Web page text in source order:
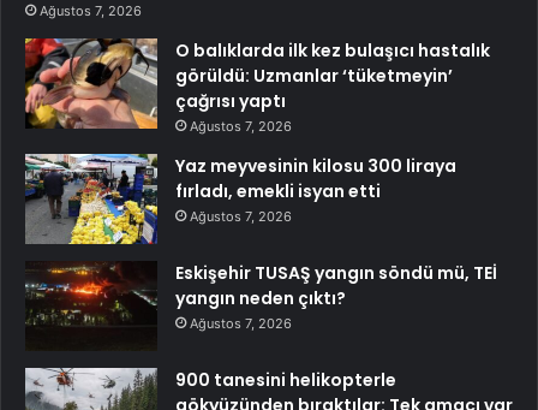
Ağustos 7, 2026
O balıklarda ilk kez bulaşıcı hastalık
görüldü: Uzmanlar ‘tüketmeyin’
çağrısı yaptı
Ağustos 7, 2026
Yaz meyvesinin kilosu 300 liraya
fırladı, emekli isyan etti
Ağustos 7, 2026
Eskişehir TUSAŞ yangın söndü mü, TEİ
yangın neden çıktı?
Ağustos 7, 2026
900 tanesini helikopterle